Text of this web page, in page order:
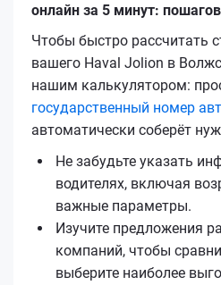
онлайн за 5 минут:
Чтобы быстро рассчитать
вашего Haval Jolion в
нашим калькулятором:
государственный номер
автоматически соберёт
Не забудьте указать
водителях, включая
важные параметры.
Изучите предложения
компаний, чтобы
выберите наиболее